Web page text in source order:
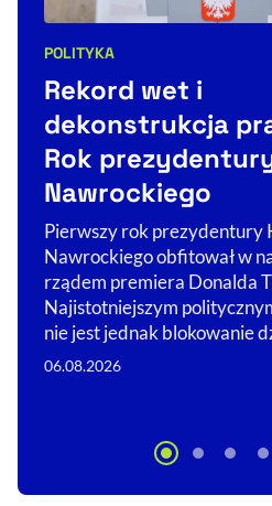
Kategorie artykułu:
POLITYKA
Rekord wet i
dekonstrukcja
Rok
Nawrockiego
Pierwszy rok prezydentury
Nawrockiego obfitował w
rządem premiera Donalda
Najistotniejszym
nie jest jednak blokowanie
06.08.2026